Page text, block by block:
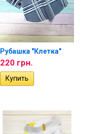
Рубашка "Клетка"
220 грн.